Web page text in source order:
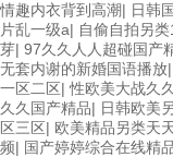
情趣内衣背到高潮| 日韩
片乱一级a| 自偷自拍另
芽| 97久久人人超碰国产
无套内谢的新婚国语播放|
一区二区|性欧美大战久
久久国产精品| 日韩欧美
区三区| 欧美精品另类天
频| 国产婷婷综合在线精